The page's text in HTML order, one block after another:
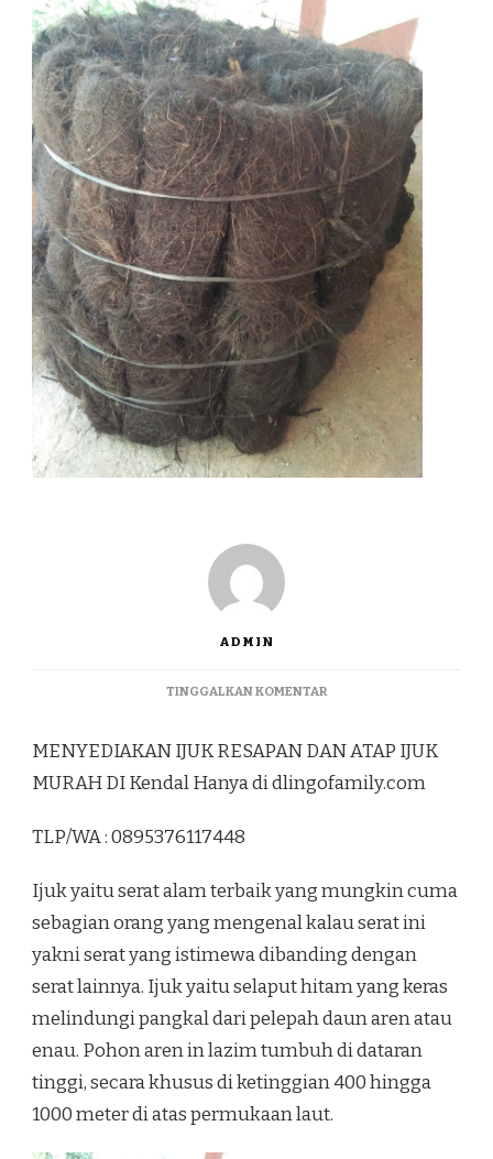
ADMIN
TINGGALKAN KOMENTARPADA
RESAPAN
DAN
MENYEDIAKAN IJUK RESAPAN DAN ATAP IJUK
MURAH DI Kendal Hanya di dlingofamily.com
TLP/WA : 0895376117448
Ijuk yaitu serat alam terbaik yang mungkin cuma
sebagian orang yang mengenal kalau serat ini
yakni serat yang istimewa dibanding dengan
serat lainnya. Ijuk yaitu selaput hitam yang keras
melindungi pangkal dari pelepah daun aren atau
enau. Pohon aren in lazim tumbuh di dataran
tinggi, secara khusus di ketinggian 400 hingga
1000 meter di atas permukaan laut.